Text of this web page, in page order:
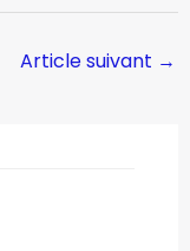
Article suivant →